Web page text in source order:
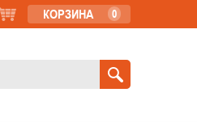
КОРЗИНА 0